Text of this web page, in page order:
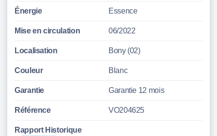
Énergie Essence
Mise en circulation 06/2022
Localisation Bony (02)
Couleur Blanc
Garantie Garantie 12 mois
Référence VO204625
Rapport Historique